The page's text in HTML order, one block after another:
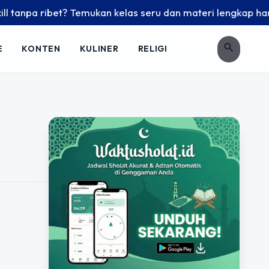
ribet? Temukan kelas seru dan materi lengkap
KONTEN KULINER RELIGI search